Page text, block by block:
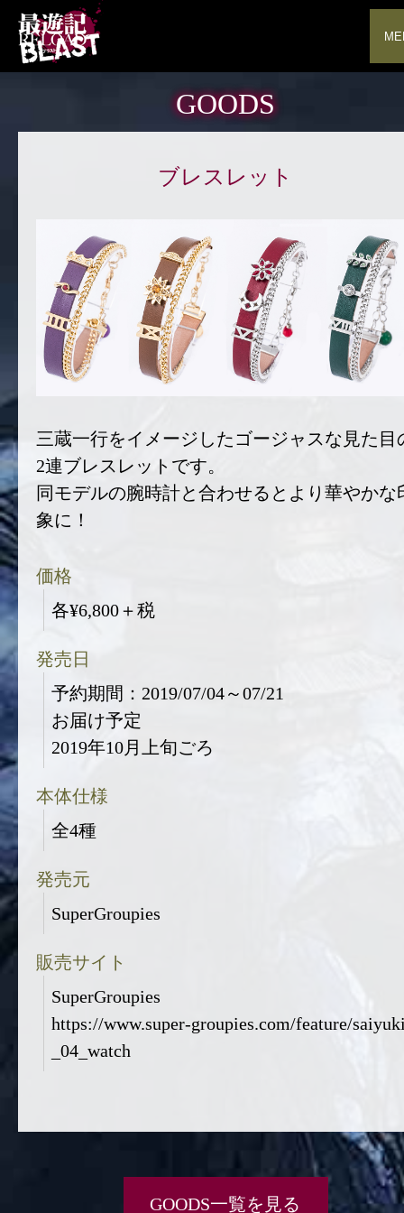
GOODS
ブレスレット
三蔵一行をイメージしたゴージャスな見た目
2連ブレスレットです。
同モデルの腕時計と合わせるとより華やかな
象に！
価格
各¥6,800＋税
発売日
予約期間：2019/07/04～07/21
お届け予定
2019年10月上旬ごろ
本体仕様
全4種
発売元
SuperGroupies
販売サイト
SuperGroupies
https://www.super-groupies.com/feature/
_04_watch
GOODS一覧を見る